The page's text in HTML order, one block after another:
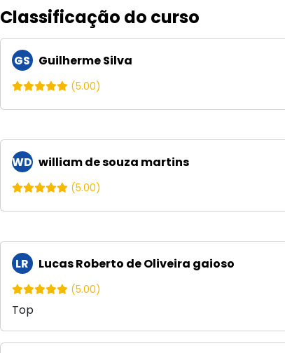
Classificação do curso
GS Guilherme Silva
(5.00)
WD william de souza martins
(5.00)
LR Lucas Roberto de Oliveira gaioso
(5.00)
Top